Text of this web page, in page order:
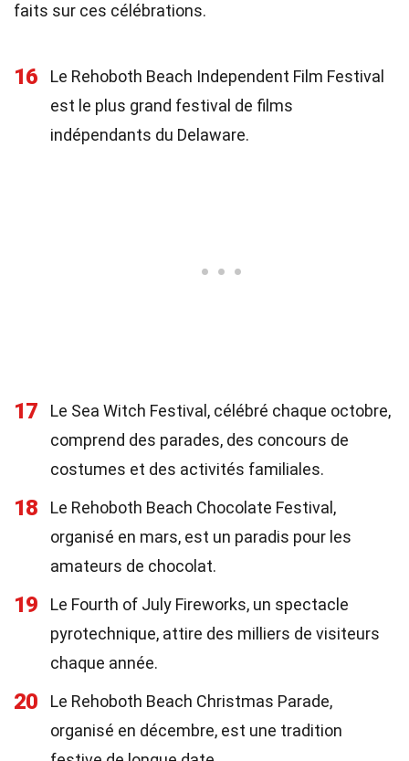
faits sur ces célébrations.
16
Le Rehoboth Beach Independent Film Festival
est le plus grand festival de films
indépendants du Delaware.
17
Le Sea Witch Festival, célébré chaque octobre,
comprend des parades, des concours de
costumes et des activités familiales.
18
Le Rehoboth Beach Chocolate Festival,
organisé en mars, est un paradis pour les
amateurs de chocolat.
19
Le Fourth of July Fireworks, un spectacle
pyrotechnique, attire des milliers de visiteurs
chaque année.
20
Le Rehoboth Beach Christmas Parade,
organisé en décembre, est une tradition